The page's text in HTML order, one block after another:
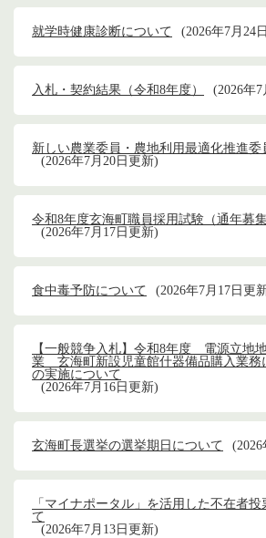
就学時健康診断について 2026年7月24
入札・契約結果（令和8年度） 2026年
新しい農業委員・農地利用最適化推進委
2026年7月20日更新
令和8年度玄海町職員採用試験（通年募
2026年7月17日更新
食中毒予防について 2026年7月17日更
【一般競争入札】令和8年度 電源立地
業 玄海町新設児童館什器備品購入業務
の実施について
2026年7月16日更新
玄海町長選挙の選挙期日について
「マイナポータル」を活用した不在者
て
2026年7月13日更新